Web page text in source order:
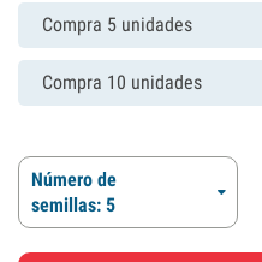
Compra 5 unidades
Compra 10 unidades
Número de
semillas: 5